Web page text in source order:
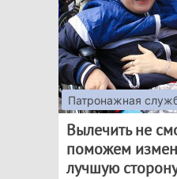
Патронажная
Вылечить не
поможем
лучшую